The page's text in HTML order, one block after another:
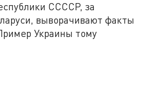
ССССР, за
выворачивают факты
Украины тому